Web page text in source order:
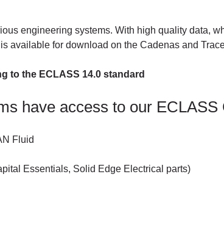
engineering systems. With high quality data,
available for download on the Cadenas and
to the ECLASS 14.0 standard
have access to our ECLASS
Fluid
Essentials, Solid Edge Electrical parts)